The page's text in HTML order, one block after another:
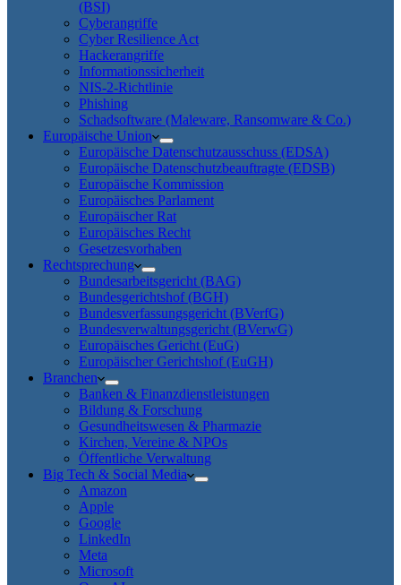
(BSI)
Cyberangriffe
Cyber Resilience Act
Hackerangriffe
Informationssicherheit
NIS-2-Richtlinie
Phishing
Schadsoftware (Maleware, Ransomware & Co.)
Europäische Union
Europäische Datenschutzausschuss (EDSA)
Europäische Datenschutzbeauftragte (EDSB)
Europäische Kommission
Europäisches Parlament
Europäischer Rat
Europäisches Recht
Gesetzesvorhaben
Rechtsprechung
Bundesarbeitsgericht (BAG)
Bundesgerichtshof (BGH)
Bundesverfassungsgericht (BVerfG)
Bundesverwaltungsgericht (BVerwG)
Europäisches Gericht (EuG)
Europäischer Gerichtshof (EuGH)
Branchen
Banken & Finanzdienstleistungen
Bildung & Forschung
Gesundheitswesen & Pharmazie
Kirchen, Vereine & NPOs
Öffentliche Verwaltung
Big Tech & Social Media
Amazon
Apple
Google
LinkedIn
Meta
Microsoft